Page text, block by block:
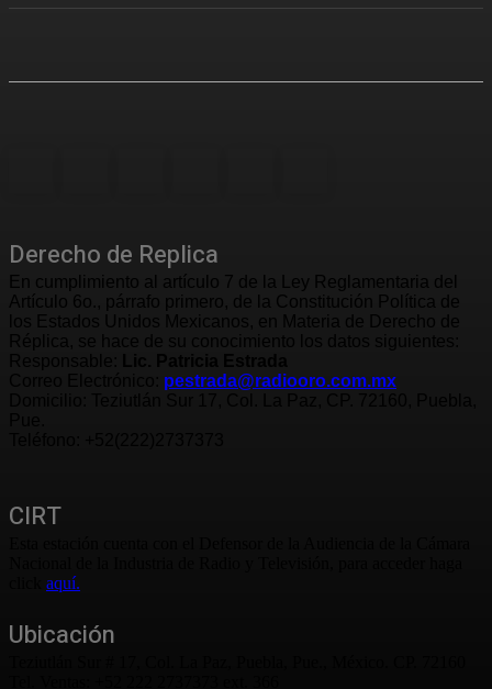
Derecho de Replica
En cumplimiento al artículo 7 de la Ley Reglamentaria del
Artículo 6o., párrafo primero, de la Constitución Política de
pestrada@radiooro.com.mx
CIRT
aquí.
Ubicación